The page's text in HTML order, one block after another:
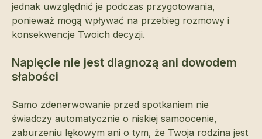
jednak uwzględnić je podczas przygotowania,
ponieważ mogą wpływać na przebieg rozmowy i
konsekwencje Twoich decyzji.
Napięcie nie jest diagnozą ani dowodem
słabości
Samo zdenerwowanie przed spotkaniem nie
świadczy automatycznie o niskiej samoocenie,
zaburzeniu lękowym ani o tym, że Twoja rodzina jest